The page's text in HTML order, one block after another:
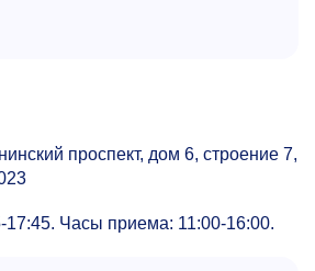
проспект, дом 6, строение 7,
17:45. Часы приема: 11:00-16:00.